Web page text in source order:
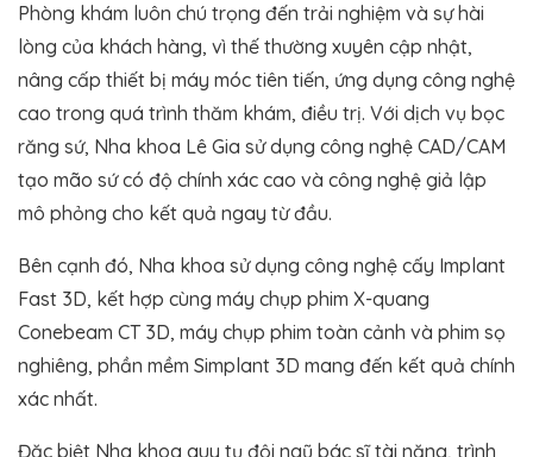
Phòng khám luôn chú trọng đến trải nghiệm và sự hài
lòng của khách hàng, vì thế thường xuyên cập nhật,
nâng cấp thiết bị máy móc tiên tiến, ứng dụng công nghệ
cao trong quá trình thăm khám, điều trị. Với dịch vụ bọc
răng sứ, Nha khoa Lê Gia sử dụng công nghệ CAD/CAM
tạo mão sứ có độ chính xác cao và công nghệ giả lập
mô phỏng cho kết quả ngay từ đầu.
Bên cạnh đó, Nha khoa sử dụng công nghệ cấy Implant
Fast 3D, kết hợp cùng máy chụp phim X-quang
Conebeam CT 3D, máy chụp phim toàn cảnh và phim sọ
nghiêng, phần mềm Simplant 3D mang đến kết quả chính
xác nhất.
Đặc biệt Nha khoa quy tụ đội ngũ bác sĩ tài năng, trình